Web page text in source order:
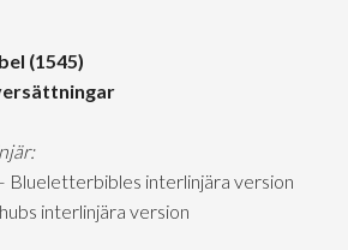
(1545)
Blueletterbibles interlinjära version
interlinjära version